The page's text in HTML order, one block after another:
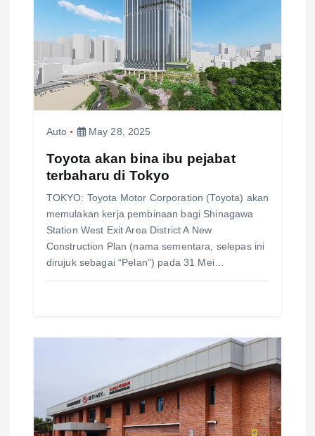
a
Auto May 28, 2025
Toyota akan bina ibu pejabat
terbaharu di Tokyo
TOKYO: Toyota Motor Corporation (Toyota) akan
memulakan kerja pembinaan bagi Shinagawa
Station West Exit Area District A New
Construction Plan (nama sementara, selepas ini
dirujuk sebagai “Pelan”) pada 31 Mei…